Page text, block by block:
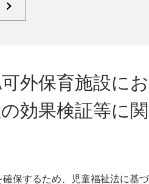
外保育施設に
効果検証等に
保するため、児童福祉法に基